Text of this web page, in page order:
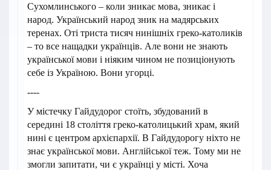
Сухомлинського – коли зникає мова, зникає і
народ. Український народ зник на мадярських
теренах. Оті триста тисяч нинішніх греко-католиків
– то все нащадки українців. Але вони не знають
української мови і ніяким чином не позиціонують
себе із Україною. Вони угорці.
----
У містечку Гайдудорог стоїть, збудований в
середині 18 століття греко-католицький храм, який
нині є центром архієпархії. В Гайдудорогу ніхто не
знає української мови. Англійської теж. Тому ми не
змогли запитати, чи є українці у місті. Хоча